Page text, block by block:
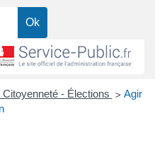
Citoyenneté - Élections > Agir